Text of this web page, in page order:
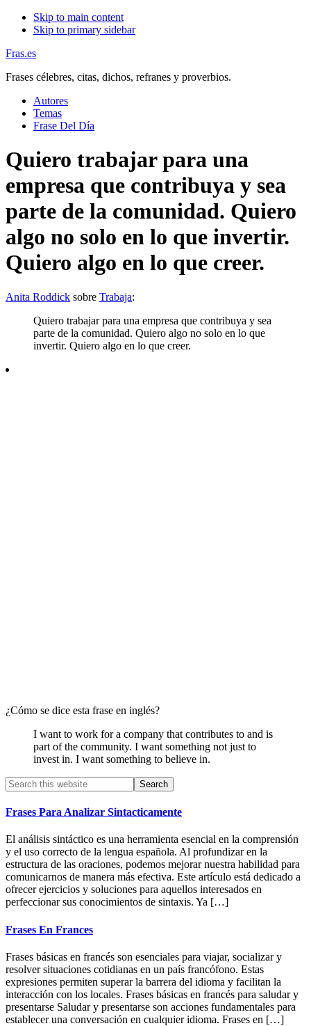
Skip to main content
Skip to primary sidebar
Fras.es
Frases célebres, citas, dichos, refranes y proverbios.
Autores
Temas
Frase Del Día
Quiero trabajar para una
empresa que contribuya y sea
parte de la comunidad. Quiero
algo no solo en lo que invertir.
Quiero algo en lo que creer.
Anita Roddick sobre Trabaja:
Quiero trabajar para una empresa que contribuya y sea
parte de la comunidad. Quiero algo no solo en lo que
invertir. Quiero algo en lo que creer.
¿Cómo se dice esta frase en inglés?
I want to work for a company that contributes to and is
part of the community. I want something not just to
invest in. I want something to believe in.
Primary
Sidebar
Search
this
website
Frases Para Analizar Sintacticamente
El análisis sintáctico es una herramienta esencial en la comprensión
y el uso correcto de la lengua española. Al profundizar en la
estructura de las oraciones, podemos mejorar nuestra habilidad para
comunicarnos de manera más efectiva. Este artículo está dedicado a
ofrecer ejercicios y soluciones para aquellos interesados en
perfeccionar sus conocimientos de sintaxis. Ya […]
Frases En Frances
Frases básicas en francés son esenciales para viajar, socializar y
resolver situaciones cotidianas en un país francófono. Estas
expresiones permiten superar la barrera del idioma y facilitan la
interacción con los locales. Frases básicas en francés para saludar y
presentarse Saludar y presentarse son acciones fundamentales para
establecer una conversación en cualquier idioma. Frases en […]